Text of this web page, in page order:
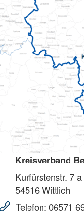
Kreisverband
Kurfürstenstr. 7 a
54516Wittlich
Telefon: 06571